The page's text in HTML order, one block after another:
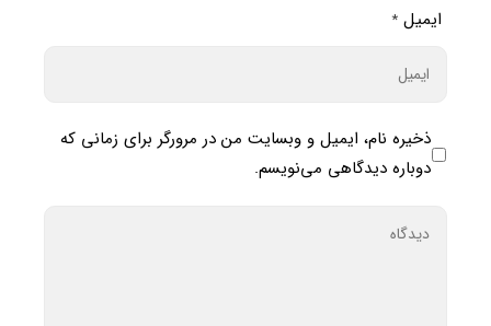
ایمیل *
ذخیره نام، ایمیل و وبسایت من در مرورگر برای زمانی که
دوباره دیدگاهی می‌نویسم.